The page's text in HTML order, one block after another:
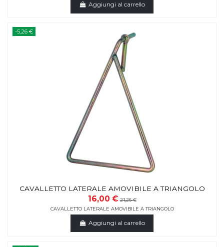
Aggiungi al carrello
-5,26 €
CAVALLETTO LATERALE AMOVIBILE A TRIANGOLO
16,00 €21,26 €
CAVALLETTO LATERALE AMOVIBILE A TRIANGOLO
Aggiungi al carrello